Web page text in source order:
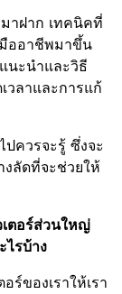
าฝาก เทคนิคที่
ออาชีพมาขึ้น
นะนำและวิธี
วลาและการแก้
ควรจะรู้ ซึ่งจะ
ลัดที่จะช่วยให้
ตอร์ส่วนใหญ่
ไรบ้าง
ร์ของเราให้เรา